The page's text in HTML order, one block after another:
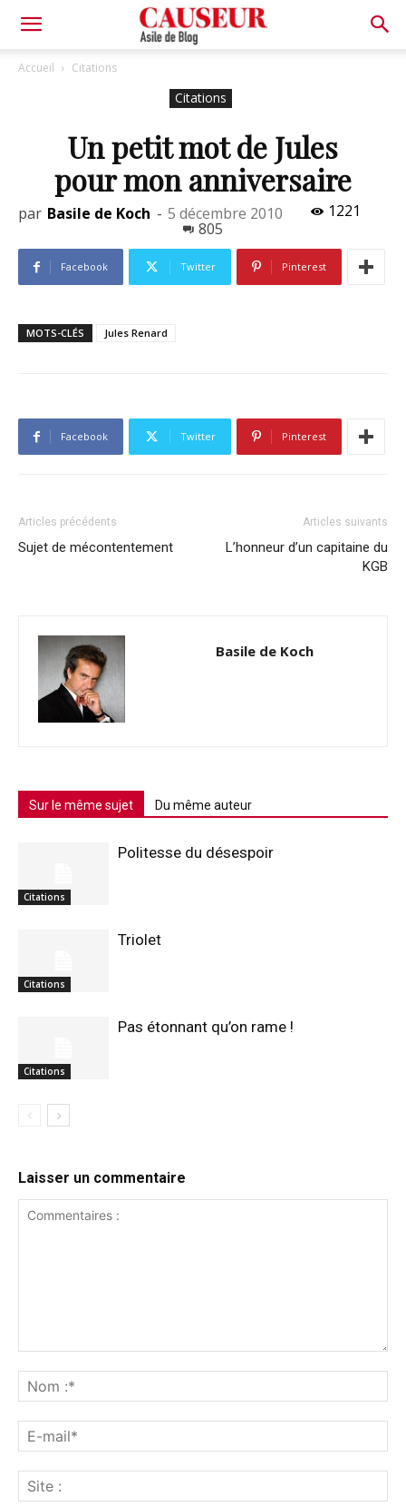
Asile
Accueil Citations
Citations
Un petit mot de Jules
pour mon anniversaire
par Basile de Koch - 5 décembre 2010
1221
805
Facebook Twitter Pinterest
MOTS-CLÉS Jules Renard
Facebook Twitter Pinterest
Articles précédents
Sujet de mécontentement
Articles suivants
L’honneur d’un capitaine du
KGB
Basile de Koch
Sur le même sujet Du même auteur
Citations
Politesse du désespoir
Citations
Triolet
Citations
Pas étonnant qu’on rame !
Laisser un commentaire